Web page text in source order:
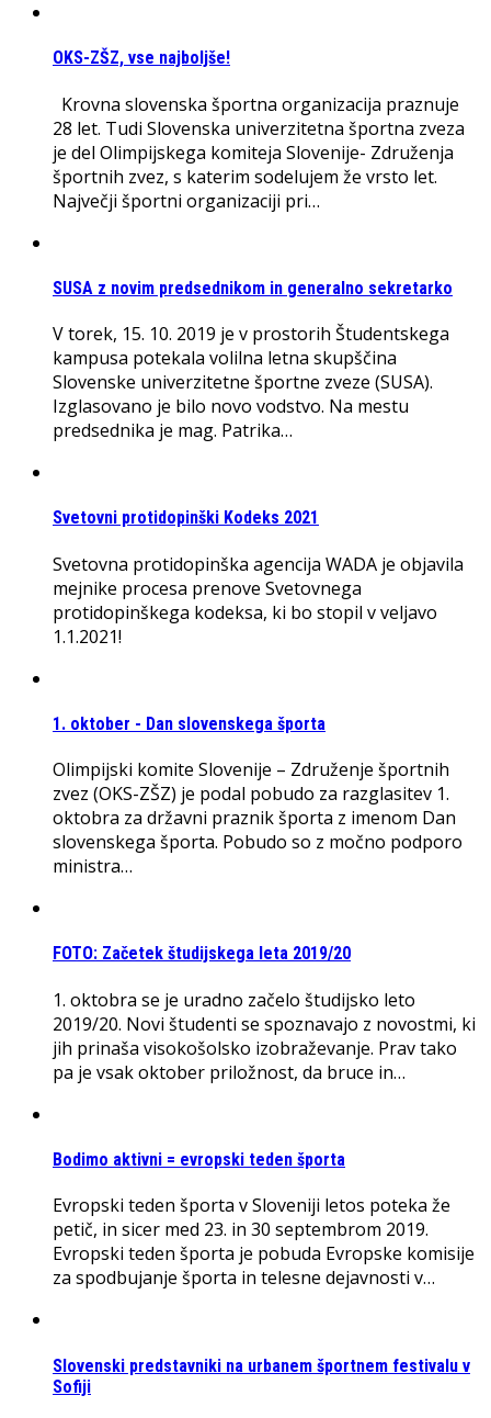
OKS-ZŠZ, vse najboljše!
Krovna slovenska športna organizacija praznuje
28 let. Tudi Slovenska univerzitetna športna zveza
je del Olimpijskega komiteja Slovenije- Združenja
športnih zvez, s katerim sodelujem že vrsto let.
Največji športni organizaciji pri…
SUSA z novim predsednikom in generalno sekretarko
V torek, 15. 10. 2019 je v prostorih Študentskega
kampusa potekala volilna letna skupščina
Slovenske univerzitetne športne zveze (SUSA).
Izglasovano je bilo novo vodstvo. Na mestu
predsednika je mag. Patrika…
Svetovni protidopinški Kodeks 2021
Svetovna protidopinška agencija WADA je objavila
mejnike procesa prenove Svetovnega
protidopinškega kodeksa, ki bo stopil v veljavo
1.1.2021!
1. oktober - Dan slovenskega športa
Olimpijski komite Slovenije – Združenje športnih
zvez (OKS-ZŠZ) je podal pobudo za razglasitev 1.
oktobra za državni praznik športa z imenom Dan
slovenskega športa. Pobudo so z močno podporo
ministra…
FOTO: Začetek študijskega leta 2019/20
1. oktobra se je uradno začelo študijsko leto
2019/20. Novi študenti se spoznavajo z novostmi, ki
jih prinaša visokošolsko izobraževanje. Prav tako
pa je vsak oktober priložnost, da bruce in…
Bodimo aktivni = evropski teden športa
Evropski teden športa v Sloveniji letos poteka že
petič, in sicer med 23. in 30 septembrom 2019.
Evropski teden športa je pobuda Evropske komisije
za spodbujanje športa in telesne dejavnosti v…
Slovenski predstavniki na urbanem športnem festivalu v
Sofiji